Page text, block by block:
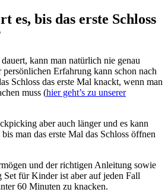
es, bis das erste Schloss
kann man natürlich nie genau
persönlichen Erfahrung kann schon nach
Schloss das erste Mal knackt, wenn man
muss (hier geht’s zu unserer
aber auch länger und es kann
man das erste Mal das Schloss öffnen
und der richtigen Anleitung sowie
für Kinder ist aber auf jeden Fall
60 Minuten zu knacken.